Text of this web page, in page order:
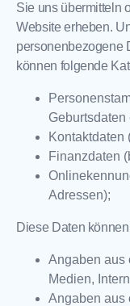
Sie uns übermitteln
Website erheben.
personenbezogene
können folgende
Geburtsdaten
Kontaktdaten
Finanzdaten
Adressen);
Diese Daten
Angaben aus
Medien,
Angaben aus